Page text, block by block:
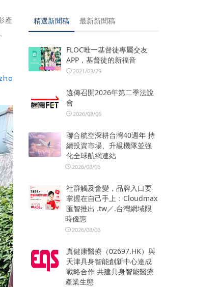
產
精選新聞稿 最新新聞稿
FLOC唯一基督徒專屬交友
APP，基督徒的新福音
2021/03/29
遠傳召開2026年第二季法說
會
2026/08/06
聯合航空深耕台灣40週年 持
續投資市場、升級機隊並強
化全球航網連結
2026/08/06
社群觸及會變，品牌入口要
掌握在自己手上：Cloudmax
匯智推出 .tw／.台灣網域限
時優惠
2026/08/06
真健康醫療（02697.HK）與
天津具身智能創新中心達成
戰略合作 共建具身智能醫療
產業生態